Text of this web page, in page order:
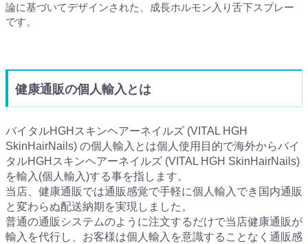
論に基づいてデザインされた、成長ホルモン入り舌下スプレー
です。
健康通販の個人輸入とは
バイタルHGHスキンヘアーネイルズ (VITAL HGH
SkinHairNails) の個人輸入とは個人使用目的で海外からバイ
タルHGHスキンヘアーネイルズ (VITAL HGH SkinHairNails)
を輸入(個人輸入)する事を指します。
当店、健康通販では通販感覚で手軽に個人輸入でき国内通販
と変わらぬ配送納期を実現しました。
普通の通販システムのように注文するだけで当店健康通販が
輸入を代行し、お客様は個人輸入を意識することなく通販感